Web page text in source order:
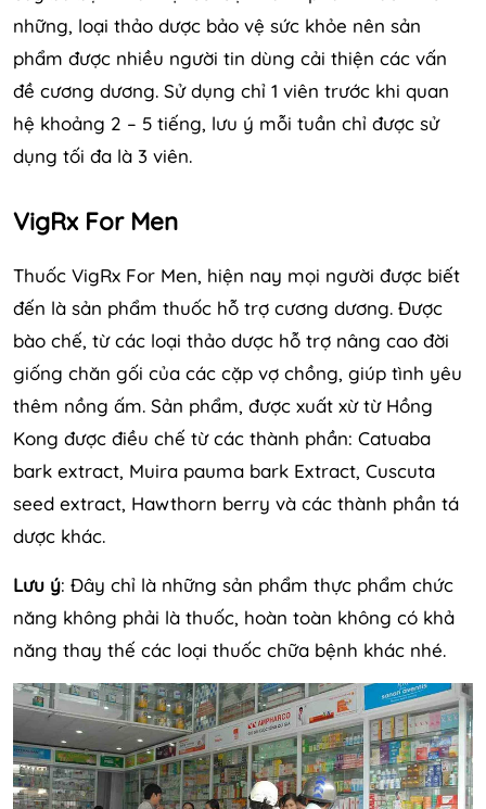
những, loại thảo dược bảo vệ sức khỏe nên sản
phẩm được nhiều người tin dùng cải thiện các vấn
đề cương dương. Sử dụng chỉ 1 viên trước khi quan
hệ khoảng 2 – 5 tiếng, lưu ý mỗi tuần chỉ được sử
dụng tối đa là 3 viên.
VigRx For Men
Thuốc VigRx For Men, hiện nay mọi người được biết
đến là sản phẩm thuốc hỗ trợ cương dương. Được
bào chế, từ các loại thảo dược hỗ trợ nâng cao đời
giống chăn gối của các cặp vợ chồng, giúp tình yêu
thêm nồng ấm. Sản phẩm, được xuất xừ từ Hồng
Kong được điều chế từ các thành phần: Catuaba
bark extract, Muira pauma bark Extract, Cuscuta
seed extract, Hawthorn berry và các thành phần tá
dược khác.
Lưu ý: Đây chỉ là những sản phẩm thực phẩm chức
năng không phải là thuốc, hoàn toàn không có khả
năng thay thế các loại thuốc chữa bệnh khác nhé.